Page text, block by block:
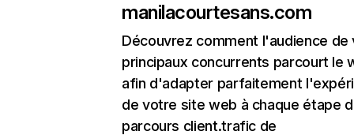
manilacourtesans.com
Découvrez comment l'audience de
principaux concurrents parcourt le
afin d'adapter parfaitement
de votre site web à chaque étape
parcours client.trafic de